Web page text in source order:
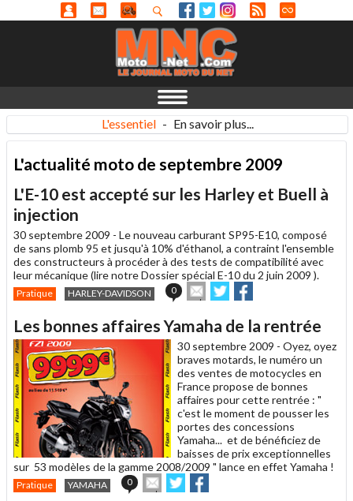
L'essentiel - En savoir plus...
L'actualité moto de septembre 2009
L'E-10 est accepté sur les Harley et Buell à
injection
30 septembre 2009 - Le nouveau carburant SP95-E10, composé
de sans plomb 95 et jusqu'à 10% d'éthanol, a contraint l'ensemble
des constructeurs à procéder à des tests de compatibilité avec
leur mécanique (lire notre Dossier spécial E-10 du 2 juin 2009 ).
Pratique HARLEY-DAVIDSON 0
Envoyer
cet
à
un
ami
Partager
sur sur
Les bonnes affaires Yamaha de la rentrée
30 septembre 2009 - Oyez, oyez
braves motards, le numéro un
des ventes de motocycles en
France propose de bonnes
affaires pour cette rentrée : "
c'est le moment de pousser les
portes des concessions
Yamaha... et de bénéficiez de
baisses de prix exceptionnelles
sur 53 modèles de la gamme 2008/2009 " lance en effet Yamaha !
Pratique YAMAHA 0
Envoyer
cet
Partager
sur sur